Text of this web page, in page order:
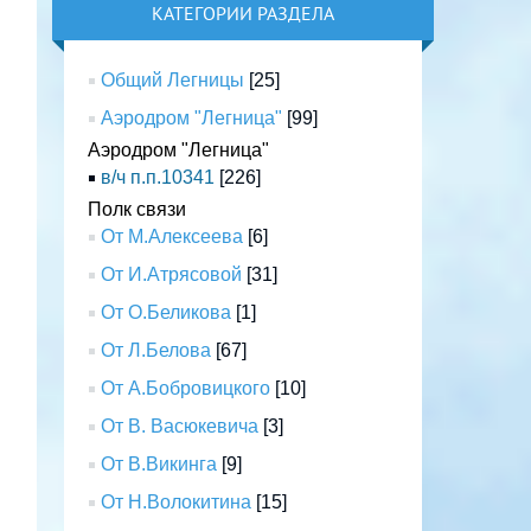
КАТЕГОРИИ РАЗДЕЛА
Общий Легницы [25]
Аэродром "Легница" [99]
Аэродром "Легница"
в/ч п.п.10341 [226]
Полк связи
От М.Алексеева [6]
От И.Атрясовой [31]
От О.Беликова [1]
От Л.Белова [67]
От А.Бобровицкого [10]
От В. Васюкевича [3]
От В.Викинга [9]
От Н.Волокитина [15]